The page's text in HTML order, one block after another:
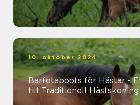
10. oktober 2024
Barfotaboots för Hästar -
till Traditionell Hästskoning